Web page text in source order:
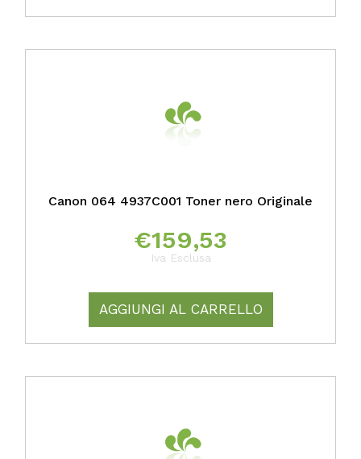
Canon 064 4937C001 Toner nero Originale
€159,53
Iva Esclusa
AGGIUNGI AL CARRELLO